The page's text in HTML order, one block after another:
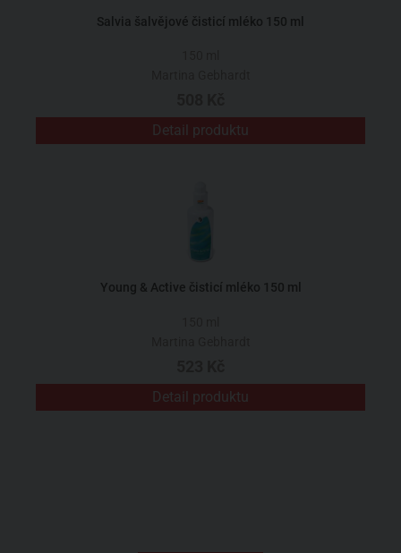
Salvia šalvějové čisticí mléko 150 ml
Detail produktu
Young & Active čisticí mléko 150 ml
Detail produktu